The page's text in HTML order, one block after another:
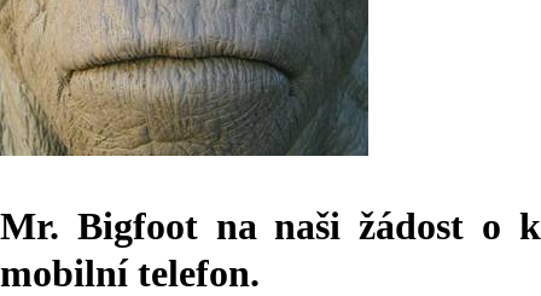
Mr. Bigfoot na naši žádost o
mobilní telefon.